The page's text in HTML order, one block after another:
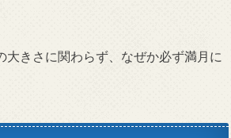
きさに関わらず、なぜか必ず満月に